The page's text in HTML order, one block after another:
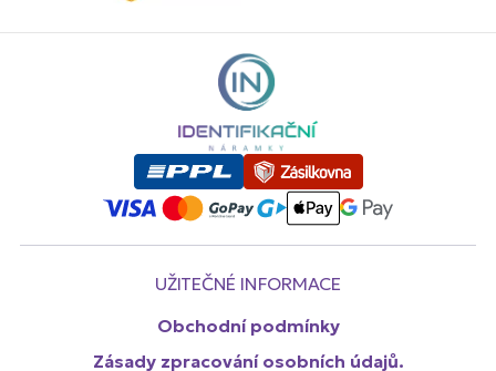
UŽITEČNÉ INFORMACE
Obchodní podmínky
Zásady zpracování osobních údajů.